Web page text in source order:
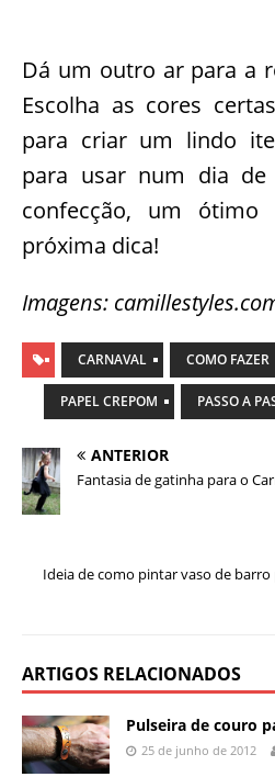
Dá um outro ar para a
Escolha as cores
para criar um lindo
para usar num dia
confecção, um
próxima dica!
Imagens:
CARNAVAL COMO FAZER
PAPEL CREPOM PASSO A
ANTERIOR
Fantasia de gatinha para o
Ideia de como pintar vaso de barro
ARTIGOS RELACIONADOS
Pulseira de couro
25 de junho de 2012